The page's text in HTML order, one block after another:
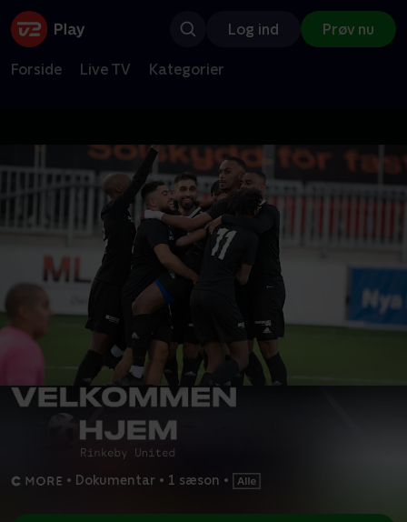
Log ind Prøv nu
Forside Live TV Kategorier
• Dokumentar • 1 sæson •